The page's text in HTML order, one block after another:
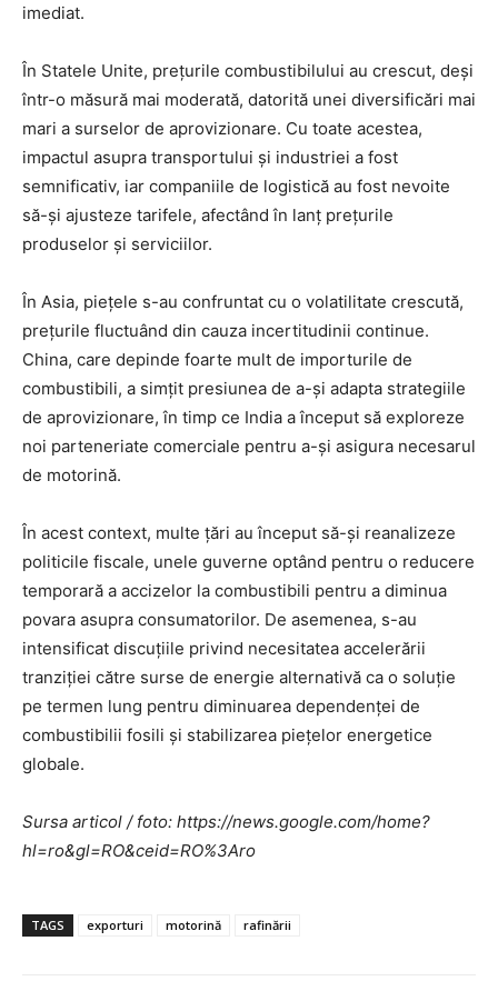
imediat.
În Statele Unite, prețurile combustibilului au crescut, deși
într-o măsură mai moderată, datorită unei diversificări mai
mari a surselor de aprovizionare. Cu toate acestea,
impactul asupra transportului și industriei a fost
semnificativ, iar companiile de logistică au fost nevoite
să-și ajusteze tarifele, afectând în lanț prețurile
produselor și serviciilor.
În Asia, piețele s-au confruntat cu o volatilitate crescută,
prețurile fluctuând din cauza incertitudinii continue.
China, care depinde foarte mult de importurile de
combustibili, a simțit presiunea de a-și adapta strategiile
de aprovizionare, în timp ce India a început să exploreze
noi parteneriate comerciale pentru a-și asigura necesarul
de motorină.
În acest context, multe țări au început să-și reanalizeze
politicile fiscale, unele guverne optând pentru o reducere
temporară a accizelor la combustibili pentru a diminua
povara asupra consumatorilor. De asemenea, s-au
intensificat discuțiile privind necesitatea accelerării
tranziției către surse de energie alternativă ca o soluție
pe termen lung pentru diminuarea dependenței de
combustibilii fosili și stabilizarea piețelor energetice
globale.
Sursa articol / foto: https://news.google.com/home?
hl=ro&gl=RO&ceid=RO%3Aro
TAGS exporturi motorină rafinării